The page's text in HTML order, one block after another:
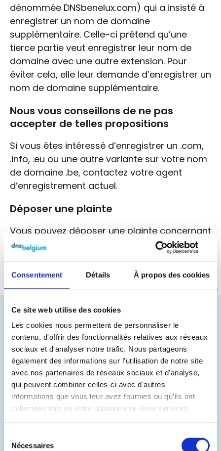
Consentement Détails À propos des cookies
Ce site web utilise des cookies
Les cookies nous permettent de personnaliser le
contenu, d'offrir des fonctionnalités relatives aux réseaux
sociaux et d'analyser notre trafic. Nous partageons
également des informations sur l'utilisation de notre site
avec nos partenaires de réseaux sociaux et d'analyse,
qui peuvent combiner celles-ci avec d'autres
informations que vous leur avez fournies ou qu'ils ont
collectées lors de votre utilisation de leurs services.
Nécessaires
dénommée DNSbenelux.com) qui a insisté à
enregistrer un nom de domaine
supplémentaire. Celle-ci prétend qu’une
tierce partie veut enregistrer leur nom de
domaine avec une autre extension. Pour
éviter cela, elle leur demande d’enregistrer un
nom de domaine supplémentaire.
Nous vous conseillons de ne pas
accepter de telles propositions
Si vous êtes intéressé d’enregistrer un .com,
.info, .eu ou une autre variante sur votre nom
de domaine .be, contactez votre agent
d’enregistrement actuel.
Déposer une plainte
Vous pouvez déposer une plainte concernant
ce genre de pratique via
le SPF Economie.
Votre nom de domaine
Avantages
Votre site web
Votre adresse électronique personnelle
Enregistrer
Nom de domaine valide
Un bon nom de domaine